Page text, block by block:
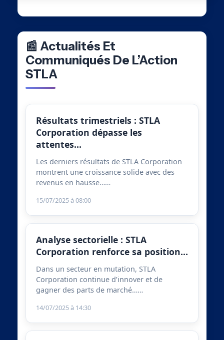
📰 Actualités Et
Communiqués De L’Action
STLA
Résultats trimestriels : STLA
Corporation dépasse les
attentes…
Les derniers résultats de STLA Corporation
montrent une croissance solide avec des
revenus en hausse……
15/07/2025 à 08:00
Analyse sectorielle : STLA
Corporation renforce sa position…
Dans un secteur en mutation, STLA
Corporation continue d’innover et de
gagner des parts de marché……
14/07/2025 à 14:30